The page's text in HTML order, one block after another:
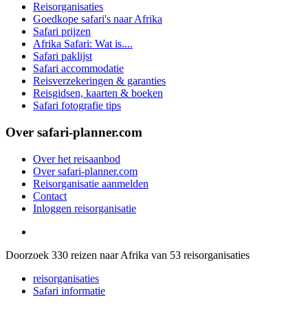
Reisorganisaties
Goedkope safari's naar Afrika
Safari prijzen
Afrika Safari: Wat is....
Safari paklijst
Safari accommodatie
Reisverzekeringen & garanties
Reisgidsen, kaarten & boeken
Safari fotografie tips
Over safari-planner.com
Over het reisaanbod
Over safari-planner.com
Reisorganisatie aanmelden
Contact
Inloggen reisorganisatie
Doorzoek 330 reizen naar Afrika van 53 reisorganisaties
reisorganisaties
Safari informatie